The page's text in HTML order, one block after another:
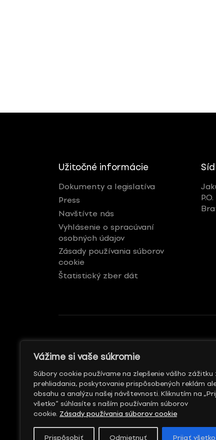
Vážime si vaše súkromie
Súbory cookie používame na zlepšenie vášho zážitku
prehliadania, poskytovanie prispôsobených reklám
obsahu a analýzu našej návštevnosti. Kliknutím na
všetko“ súhlasíte s naším používaním súborov
cookie. Zásady používania súborov cookie
Prispôsobiť Odmietnuť Prijať všetko
Užitočné informácie
Dokumenty a legislatíva
Press
Navštívte nás
Vyhlásenie o spracúvaní
osobných údajov
Zásady používania súborov
cookie
Štatistický zber dát
GENERÁLNY REKLAMNÝ